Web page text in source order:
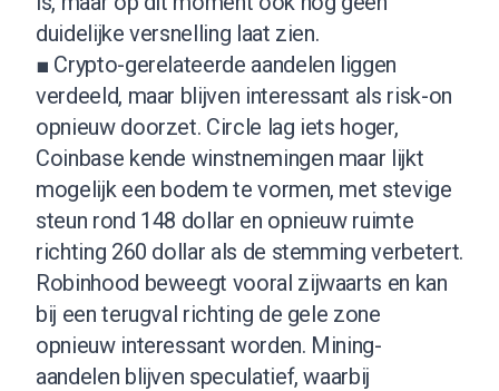
duidelijke versnelling laat zien.
■ Crypto-gerelateerde aandelen liggen
verdeeld, maar blijven interessant als risk-on
opnieuw doorzet. Circle lag iets hoger,
Coinbase kende winstnemingen maar lijkt
mogelijk een bodem te vormen, met stevige
steun rond 148 dollar en opnieuw ruimte
richting 260 dollar als de stemming verbetert.
Robinhood beweegt vooral zijwaarts en kan
bij een terugval richting de gele zone
opnieuw interessant worden. Mining-
aandelen blijven speculatief, waarbij